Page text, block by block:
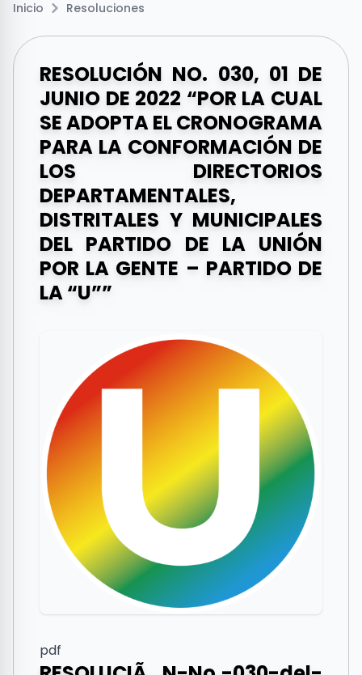
Inicio Resoluciones
RESOLUCIÓN NO. 030, 01 DE
JUNIO DE 2022 “POR LA CUAL
SE ADOPTA EL CRONOGRAMA
PARA LA CONFORMACIÓN DE
LOS DIRECTORIOS
DEPARTAMENTALES,
DISTRITALES Y MUNICIPALES
DEL PARTIDO DE LA UNIÓN
POR LA GENTE – PARTIDO DE
LA “U””
pdf